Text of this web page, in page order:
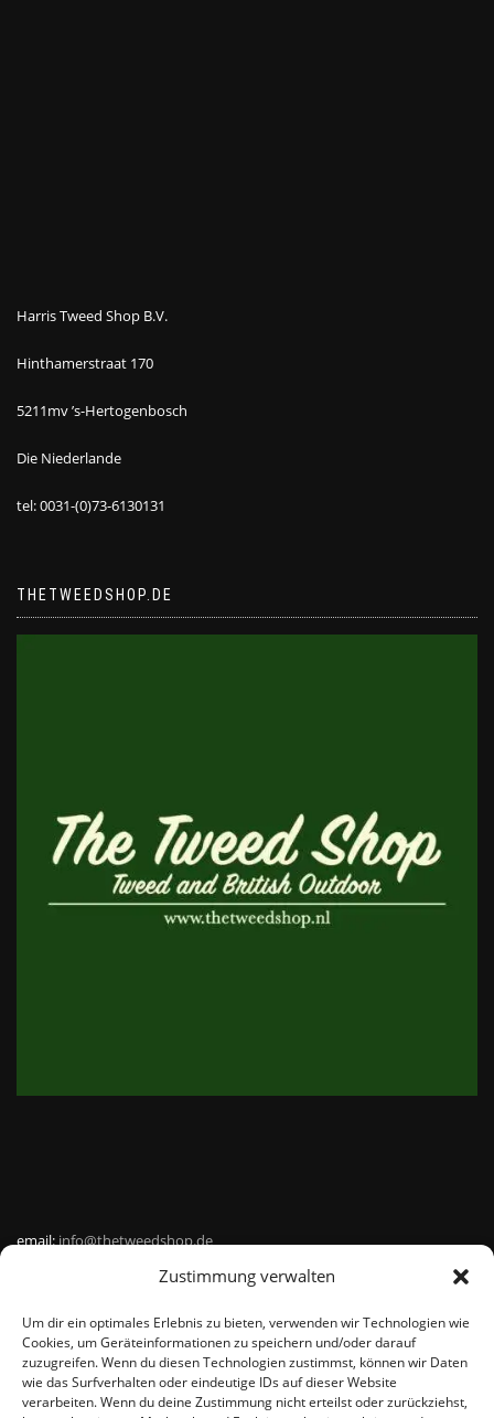
Zustimmung verwalten
Um dir ein optimales Erlebnis zu bieten, verwenden wir Technologien wie
Cookies, um Geräteinformationen zu speichern und/oder darauf
zuzugreifen. Wenn du diesen Technologien zustimmst, können wir Daten
wie das Surfverhalten oder eindeutige IDs auf dieser Website
verarbeiten. Wenn du deine Zustimmung nicht erteilst oder zurückziehst,
Harris Tweed Shop B.V.
Hinthamerstraat 170
5211mv ’s-Hertogenbosch
Die Niederlande
tel: 0031-(0)73-6130131
THETWEEDSHOP.DE
email:info@thetweedshop.de
Kvk Nummer: 88959732
MWSnr: NL864836247B01